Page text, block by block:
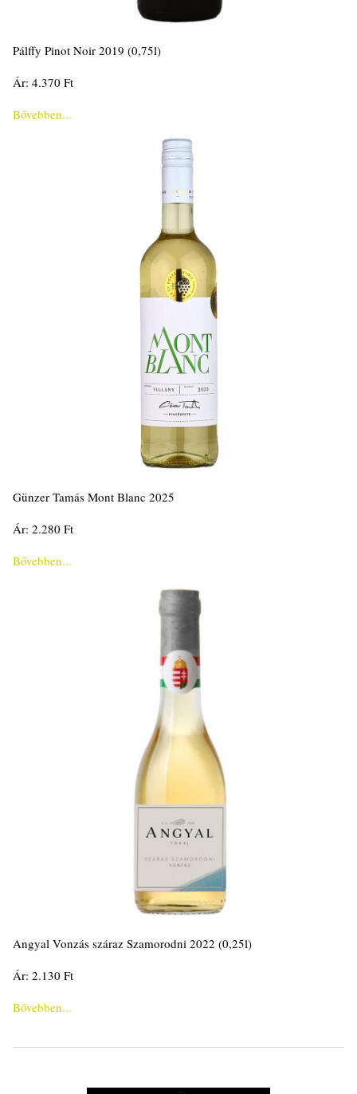
Pálffy Pinot Noir 2019 (0,75l)
Ár: 4.370 Ft
Bővebben...
Günzer Tamás Mont Blanc 2025
Ár: 2.280 Ft
Bővebben...
Angyal Vonzás száraz Szamorodni 2022 (0,25l)
Ár: 2.130 Ft
Bővebben...